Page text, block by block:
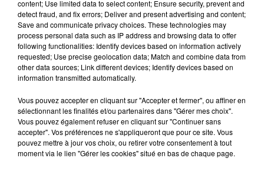
cité Dampierre
Du 31 août au 11 septembre, une
partie des services de la Préfécture
de Côte-d'Or va déménager à la Cité
Immatriculations, permis de
conduire ou titres de séjours ne
pourront pas être délivrés pendant
content; Use limited data to select content; Ensure security, prevent and
detect fraud, and fix errors; Deliver and present advertising and content;
Save and communicate privacy choices. These technologies may
process personal data such as IP address and browsing data to offer
following functionalities: Identify devices based on information actively
requested; Use precise geolocation data; Match and combine data from
other data sources; Link different devices; Identify devices based on
information transmitted automatically.
Vous pouvez accepter en cliquant sur "Accepter et fermer", ou affiner en
sélectionnant les finalités et/ou partenaires dans "Gérer mes choix".
Vous pouvez également refuser en cliquant sur "Continuer sans
accepter". Vos préférences ne s'appliqueront que pour ce site. Vous
pouvez mettre à jour vos choix, ou retirer votre consentement à tout
moment via le lien "Gérer les cookies" situé en bas de chaque page.